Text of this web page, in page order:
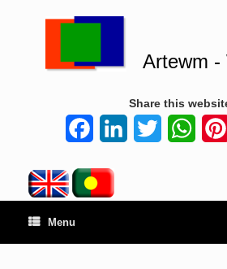
Artewm -
Share this
FacebookLinkedInTwitter
Menu